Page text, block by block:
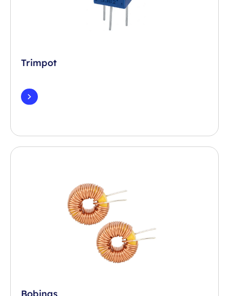
Trimpot
Bobinas